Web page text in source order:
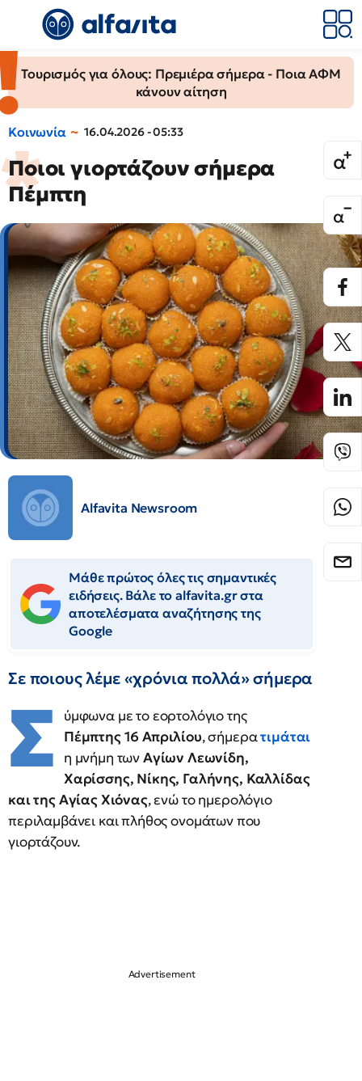
Τουρισμός για όλους: Πρεμιέρα σήμερα - Ποια ΑΦΜ
κάνουν αίτηση
Κοινωνία 16.04.2026 - 05:33
Ποιοι γιορτάζουν σήμερα
Πέμπτη
Alfavita Newsroom
Μάθε πρώτος όλες τις σημαντικές
ειδήσεις. Βάλε το alfavita.gr στα
αποτελέσματα αναζήτησης της
Google
Σε ποιους λέμε «χρόνια πολλά» σήμερα
Σ
ύμφωνα με το εορτολόγιο της
Πέμπτης 16 Απριλίου, σήμερατιμάται
η μνήμη τωνΑγίων Λεωνίδη,
Χαρίσσης, Νίκης, Γαλήνης, Καλλίδας
και της Αγίας Χιόνας, ενώ το ημερολόγιο
περιλαμβάνει και πλήθος ονομάτων που
γιορτάζουν.